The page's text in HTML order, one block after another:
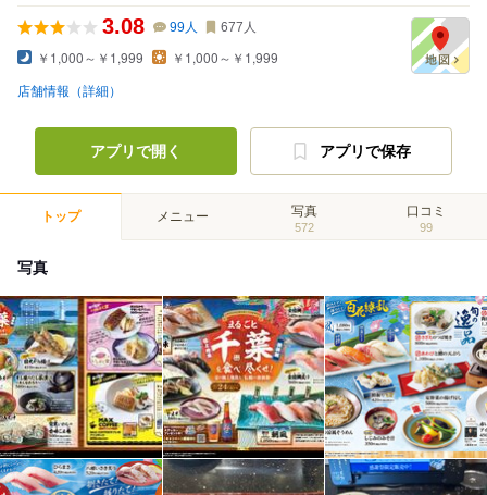
3.08 99人 677 人
￥1,000～￥1,999 ￥1,000～￥1,999
店舗情報（詳細）
アプリで開く アプリで保存
トップ メニュー 写真
572
口コミ
99
写真